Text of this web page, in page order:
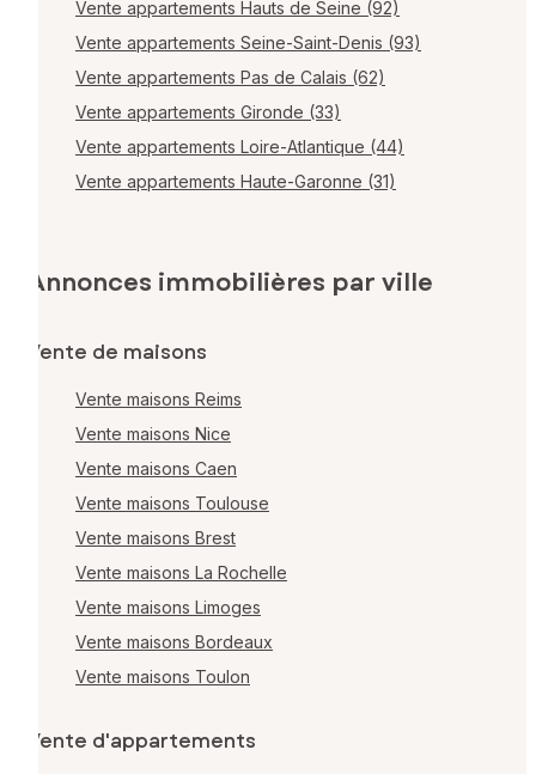
Vente appartements Hauts de Seine (92)
Vente appartements Seine-Saint-Denis (93)
Vente appartements Pas de Calais (62)
Vente appartements Gironde (33)
Vente appartements Loire-Atlantique (44)
Vente appartements Haute-Garonne (31)
Annonces immobilières par ville
Vente de maisons
Vente maisons Reims
Vente maisons Nice
Vente maisons Caen
Vente maisons Toulouse
Vente maisons Brest
Vente maisons La Rochelle
Vente maisons Limoges
Vente maisons Bordeaux
Vente maisons Toulon
Vente d'appartements